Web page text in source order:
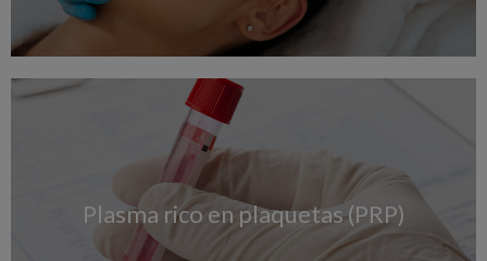
Plasma rico en plaquetas (PRP)